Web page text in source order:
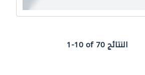
1-10 of 70 النتائج